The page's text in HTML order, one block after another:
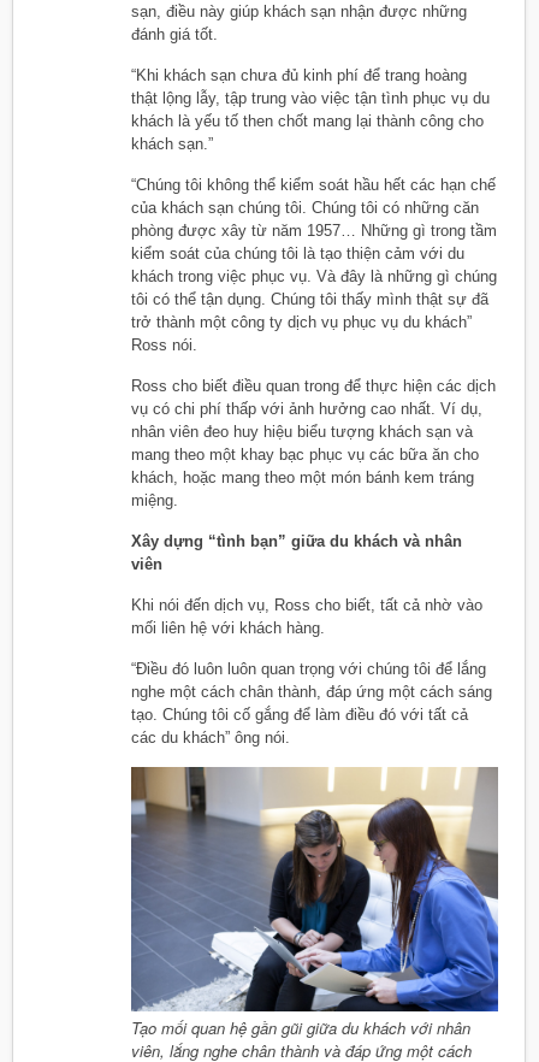
sạn, điều này giúp khách sạn nhận được những
đánh giá tốt.
“Khi khách sạn chưa đủ kinh phí để trang hoàng
thật lộng lẫy, tập trung vào việc tận tình phục vụ du
khách là yếu tố then chốt mang lại thành công cho
khách sạn.”
“Chúng tôi không thể kiểm soát hầu hết các hạn chế
của khách sạn chúng tôi. Chúng tôi có những căn
phòng được xây từ năm 1957… Những gì trong tầm
kiểm soát của chúng tôi là tạo thiện cảm với du
khách trong việc phục vụ. Và đây là những gì chúng
tôi có thể tận dụng. Chúng tôi thấy mình thật sự đã
trở thành một công ty dịch vụ phục vụ du khách”
Ross nói.
Ross cho biết điều quan trong để thực hiện các dịch
vụ có chi phí thấp với ảnh hưởng cao nhất. Ví dụ,
nhân viên đeo huy hiệu biểu tượng khách sạn và
mang theo một khay bạc phục vụ các bữa ăn cho
khách, hoặc mang theo một món bánh kem tráng
miệng.
Xây dựng “tình bạn” giữa du khách và nhân
viên
Khi nói đến dịch vụ, Ross cho biết, tất cả nhờ vào
mối liên hệ với khách hàng.
“Điều đó luôn luôn quan trọng với chúng tôi để lắng
nghe một cách chân thành, đáp ứng một cách sáng
tạo. Chúng tôi cố gắng để làm điều đó với tất cả
các du khách” ông nói.
Tạo mối quan hệ gần gũi giữa du khách với nhân
viên, lắng nghe chân thành và đáp ứng một cách